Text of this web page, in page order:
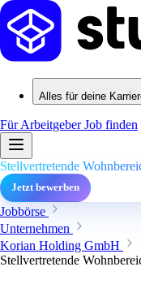
Alles für deine
Für ArbeitgeberJob finden
Stellvertretende
Jetzt bewerben
Jobbörse
Unternehmen
Korian Holding GmbH
Stellvertretende